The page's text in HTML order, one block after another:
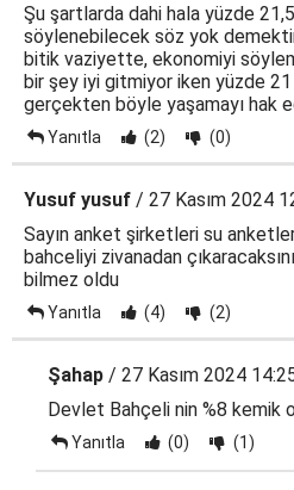
Şu şartlarda dahi hala yüzde
söylenebilecek söz yok
bitik vaziyette, ekonomiyi
bir şey iyi gitmiyor iken yüzde
gerçekten böyle yaşamayı hak
Yanıtla (2) (0)
Yusuf yusuf / 27 Kasım 2024
Sayın anket şirketleri su
bahceliyi zivanadan
bilmez oldu
Yanıtla (4) (2)
Şahap / 27 Kasım 2024
Devlet Bahçeli nin %8 kemik
Yanıtla (0) (1)